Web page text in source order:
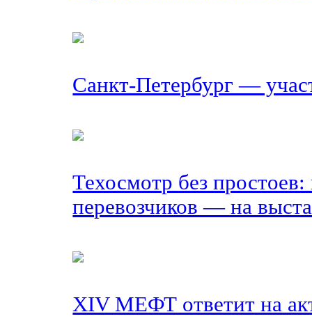
Санкт-Петербург —
Техосмотр без
перевозчиков — на
XIV МЕФТ ответит на